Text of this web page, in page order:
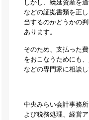
しかし、繰延資産を
などの証拠書類を正
当するのかどうかの
あります。
そのため、支払った
をおこなうためにも
などの専門家に相談し
中央みらい会計事務
よび税務処理、経営